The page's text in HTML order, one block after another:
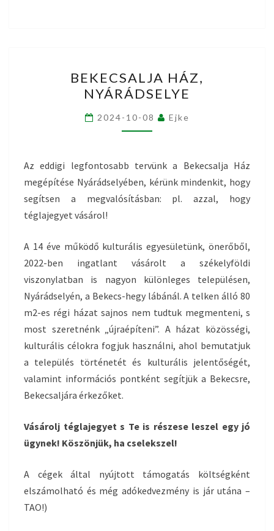
HÁZ,
NYÁRÁDSELYE
BEKECSALJA HÁZ,
NYÁRÁDSELYE
2024-10-08 Ejke
Az eddigi legfontosabb tervünk a Bekecsalja Ház
megépítése Nyárádselyében, kérünk mindenkit, hogy
segítsen a megvalósításban: pl. azzal, hogy
téglajegyet vásárol!
A 14 éve működő kulturális egyesületünk, önerőből,
2022-ben ingatlant vásárolt a székelyföldi
viszonylatban is nagyon különleges településen,
Nyárádselyén, a Bekecs-hegy lábánál. A telken álló 80
m2-es régi házat sajnos nem tudtuk megmenteni, s
most szeretnénk „újraépíteni”. A házat közösségi,
kulturális célokra fogjuk használni, ahol bemutatjuk
a település történetét és kulturális jelentőségét,
valamint információs pontként segítjük a Bekecsre,
Bekecsaljára érkezőket.
Vásárolj téglajegyet s Te is részese leszel egy jó
ügynek! Köszönjük, ha cselekszel!
A cégek által nyújtott támogatás költségként
elszámolható és még adókedvezmény is jár utána –
TAO!)